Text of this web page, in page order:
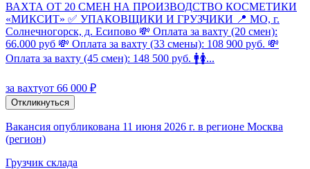
ВАХТА ОТ 20 СМЕН НА ПРОИЗВОДСТВО КОСМЕТИКИ
«МИКСИТ» ✅ УПАКОВЩИКИ И ГРУЗЧИКИ 📍 МО, г.
Солнечногорск, д. Есипово 💸 Оплата за вахту (20 смен):
66.000 руб 💸 Оплата за вахту (33 смены): 108 900 руб. 💸
Оплата за вахту (45 смен): 148 500 руб. 🚹🚺...
за вахтуот 66 000 ₽
Откликнуться
Вакансия опубликована 11 июня 2026 г. в регионе Москва
(регион)
Грузчик склада